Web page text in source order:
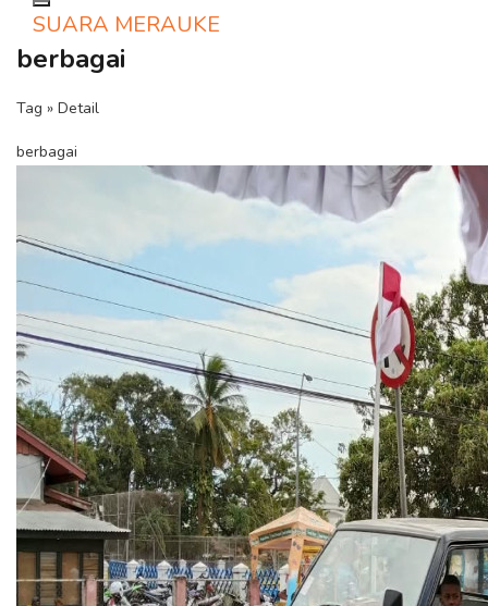
Toggle navigation
SUARA MERAUKE
berbagai
Tag » Detail
berbagai